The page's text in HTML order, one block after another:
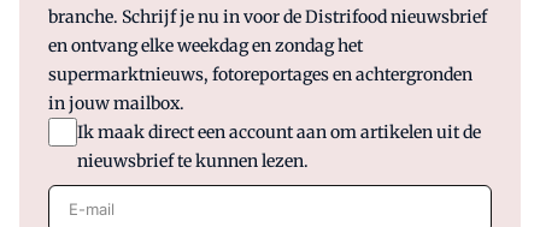
branche. Schrijf je nu in voor de Distrifood nieuwsbrief
en ontvang elke weekdag en zondag het
supermarktnieuws, fotoreportages en achtergronden
in jouw mailbox.
Ik maak direct een account aan om artikelen uit de
nieuwsbrief te kunnen lezen.
E-mail